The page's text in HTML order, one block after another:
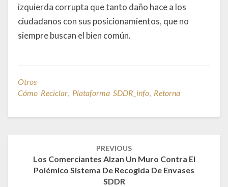
izquierda corrupta que tanto daño hace a los
ciudadanos con sus posicionamientos, que no
siempre buscan el bien común.
Otros
Cómo Reciclar, Plataforma SDDR_info, Retorna
PREVIOUS
Los Comerciantes Alzan Un Muro Contra El
Polémico Sistema De Recogida De Envases
SDDR